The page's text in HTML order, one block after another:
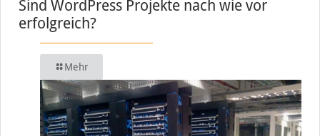
Sind WordPress Projekte nach wie vor
erfolgreich?
Mehr